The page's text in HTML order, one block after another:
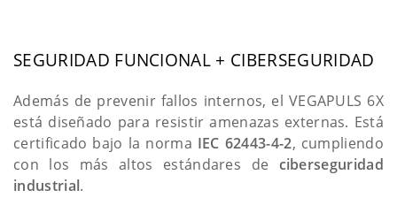
SEGURIDAD FUNCIONAL + CIBERSEGURIDAD
Además de prevenir fallos internos, el VEGAPULS 6X
está diseñado para resistir amenazas externas. Está
certificado bajo la norma IEC 62443-4-2, cumpliendo
con los más altos estándares de ciberseguridad
industrial.